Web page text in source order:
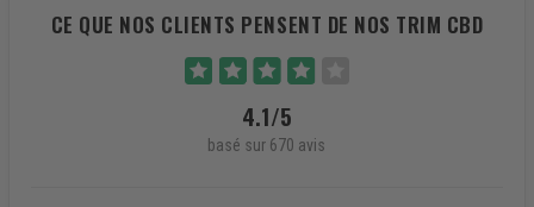
CE QUE NOS CLIENTS PENSENT DE NOS TRIM CBD
4.1/5
basé sur 670 avis